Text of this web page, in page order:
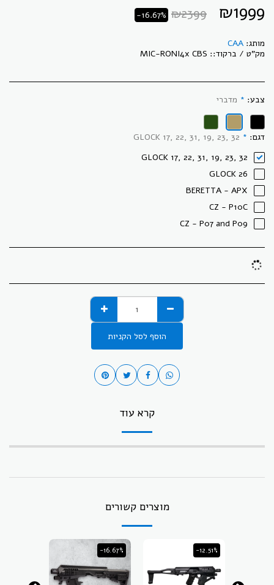
₪1999
₪2399
-16.67%
מותג: CAA
מק"ט / ברקוד:: MIC-RONI4x CBS
צבע: * מדברי
דגם: *
GLOCK 17, 22, 31, 19, 23, 32
GLOCK 17, 22, 31, 19, 23, 32
GLOCK 26
BERETTA - APX
CZ - P10C
CZ - P07 and P09
הוסף לסל הקניות
קרא עוד
מוצרים קשורים
-12.51%
-16.67%